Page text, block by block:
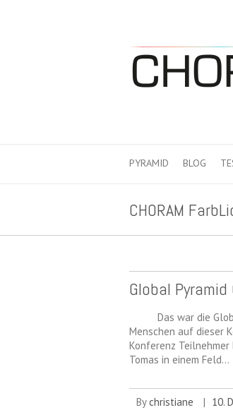
PYRAMID BLOG
CHORAM
Global
Das war die Global
Menschen auf dieser
Konferenz
Tomas in einem Feld…
Bychristiane | 10.